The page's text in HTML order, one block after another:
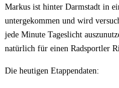
Markus ist hinter Darmstadt in
untergekommen und wird
jede Minute Tageslicht
natürlich für einen Radsportler
Die heutigen Etappendaten: